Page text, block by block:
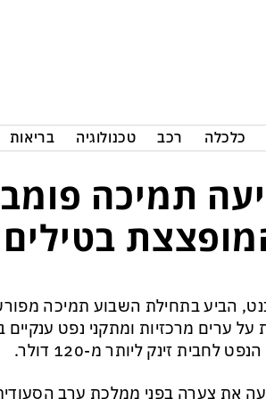
כלכלה רכב טכנולוגיה בריאות
תמיכה
בטילים
הביע בתחילת השבוע תמיכה
ערים מרכזיות ומתקני נפט
זינק ליותר מ-120 דולר.
את צערה בפני ממלכת ערב